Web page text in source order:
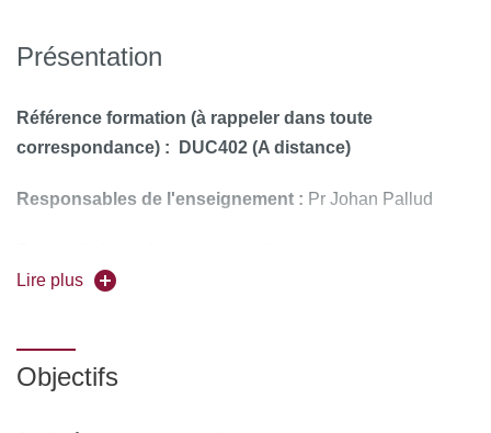
Présentation
Référence formation (à rappeler dans toute
correspondance) :
DUC402 (A distance)
Responsables de l'enseignement : Pr Johan Pallud
Lire plus
Objectifs